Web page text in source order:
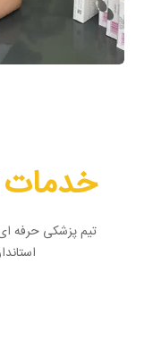
تیم پزشکی حرفه